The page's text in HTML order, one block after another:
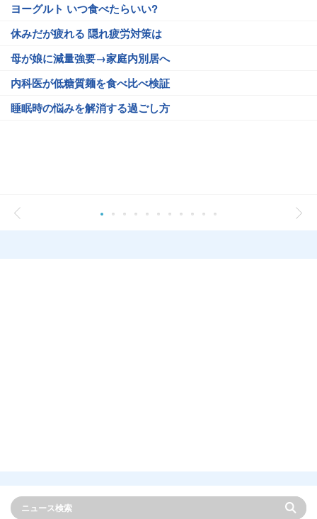
ヨーグルト いつ食べたらいい?
休みだが疲れる 隠れ疲労対策は
母が娘に減量強要→家庭内別居へ
内科医が低糖質麺を食べ比べ検証
睡眠時の悩みを解消する過ごし方